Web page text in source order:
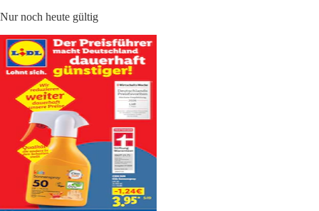
Nur noch heute gültig